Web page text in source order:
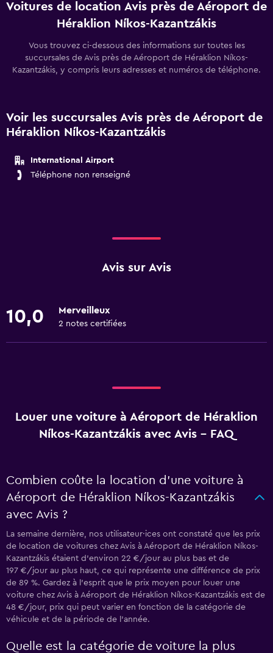
Voitures de location Avis près de Aéroport de
Héraklion Níkos-Kazantzákis
Vous trouvez ci-dessous des informations sur toutes les
succursales de Avis près de Aéroport de Héraklion Níkos-
Kazantzákis, y compris leurs adresses et numéros de téléphone.
Voir les succursales Avis près de Aéroport de
Héraklion Níkos-Kazantzákis
International Airport
Téléphone non renseigné
Avis sur Avis
10,0 Merveilleux
2 notes certifiées
Louer une voiture à Aéroport de Héraklion
Níkos-Kazantzákis avec Avis - FAQ
Combien coûte la location d’une voiture à
Aéroport de Héraklion Níkos-Kazantzákis
avec Avis ?
La semaine dernière, nos utilisateur·ices ont constaté que les prix
de location de voitures chez Avis à Aéroport de Héraklion Níkos-
Kazantzákis étaient d’environ 22 €/jour au plus bas et de
197 €/jour au plus haut, ce qui représente une différence de prix
de 89 %. Gardez à l’esprit que le prix moyen pour louer une
voiture chez Avis à Aéroport de Héraklion Níkos-Kazantzákis est de
48 €/jour, prix qui peut varier en fonction de la catégorie de
véhicule et de la période de l’année.
Quelle est la catégorie de voiture la plus